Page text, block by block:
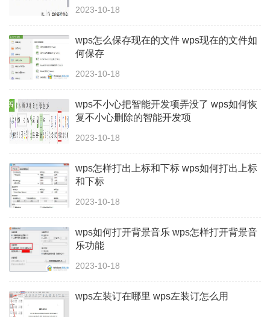
2023-10-18
wps怎么保存现在的文件 wps现在的文件如
何保存
2023-10-18
wps不小心把智能开发项弄没了 wps如何恢
复不小心删除的智能开发项
2023-10-18
wps怎样打出上标和下标 wps如何打出上标
和下标
2023-10-18
wps如何打开背景音乐 wps怎样打开背景音
乐功能
2023-10-18
wps左装订在哪里 wps左装订怎么用